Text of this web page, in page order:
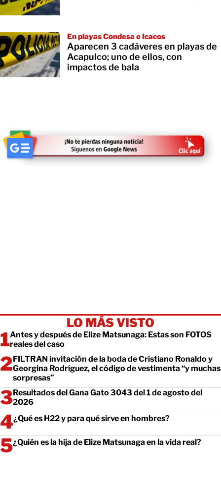
En playas Condesa e Icacos
Aparecen 3 cadáveres en playas de
Acapulco; uno de ellos, con
impactos de bala
LO MÁS VISTO
Antes y después de Elize Matsunaga: Estas son FOTOS
reales del caso
FILTRAN invitación de la boda de Cristiano Ronaldo y
Georgina Rodríguez, el código de vestimenta “y muchas
sorpresas”
Resultados del Gana Gato 3043 del 1 de agosto del
2026
¿Qué es H22 y para qué sirve en hombres?
¿Quién es la hija de Elize Matsunaga en la vida real?